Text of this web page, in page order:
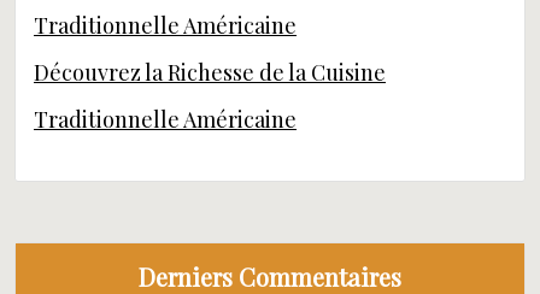
Traditionnelle Américaine
Découvrez la Richesse de la Cuisine
Traditionnelle Américaine
Derniers Commentaires